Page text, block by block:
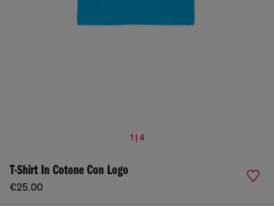
1 | 4
T-Shirt In Cotone Con Logo
€25.00